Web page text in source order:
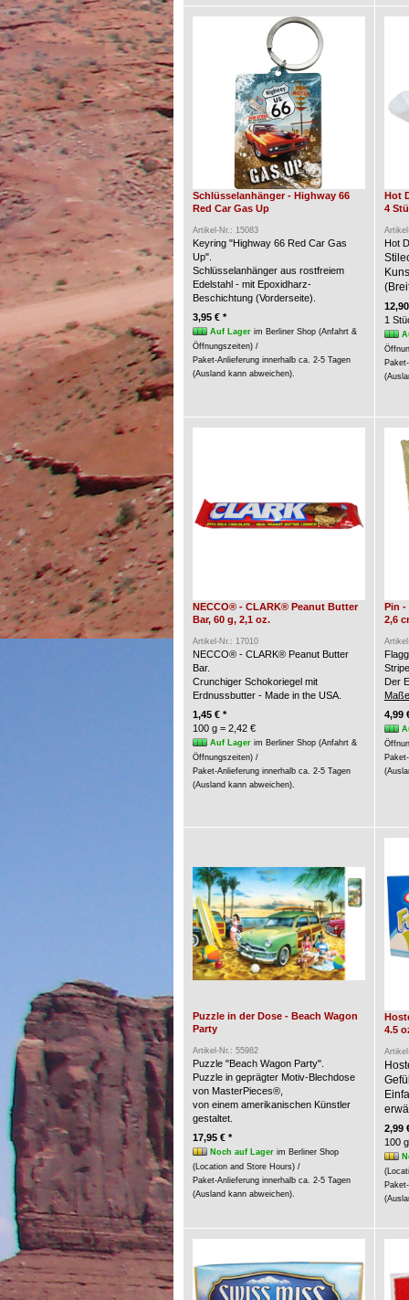
Schlüsselanhänger - Highway 66
Red Car Gas Up
Artikel-Nr.: 15083
Keyring "Highway 66 Red Car Gas
Up".
Schlüsselanhänger aus rostfreiem
Edelstahl - mit Epoxidharz-
Beschichtung (Vorderseite).
3,95 € *
Auf Lagerim Berliner Shop (Anfahrt &
Öffnungszeiten) /
Paket-Anlieferung innerhalb ca. 2-5 Tagen
(Ausland kann abweichen).
Hot
4
Hot
1
NECCO® - CLARK® Peanut Butter
Bar, 60 g, 2,1 oz.
Artikel-Nr.: 17010
NECCO® - CLARK® Peanut Butter
Bar.
Crunchiger Schokoriegel mit
Erdnussbutter - Made in the USA.
1,45 € *
100 g = 2,42 €
Auf Lagerim Berliner Shop (Anfahrt &
Öffnungszeiten) /
Paket-Anlieferung innerhalb ca. 2-5 Tagen
(Ausland kann abweichen).
Pin -
2,6
Der
4,99
Puzzle in der Dose - Beach Wagon
Party
Artikel-Nr.: 55982
Puzzle "Beach Wagon Party".
Puzzle in geprägter Motiv-Blechdose
von MasterPieces®,
von einem amerikanischen Künstler
gestaltet.
17,95 € *
Noch auf Lagerim Berliner Shop
(Location and Store Hours) /
Paket-Anlieferung innerhalb ca. 2-5 Tagen
(Ausland kann abweichen).
4.5
2,99
100